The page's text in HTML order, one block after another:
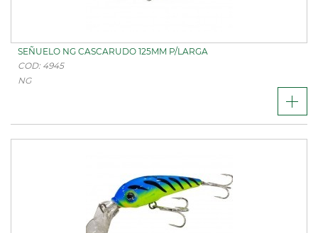
SEÑUELO NG CASCARUDO 125MM P/LARGA
COD: 4945
NG